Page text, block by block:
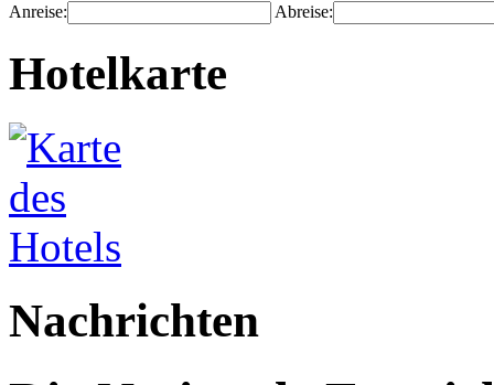
Anreise: Abreise:
Hotelkarte
Nachrichten